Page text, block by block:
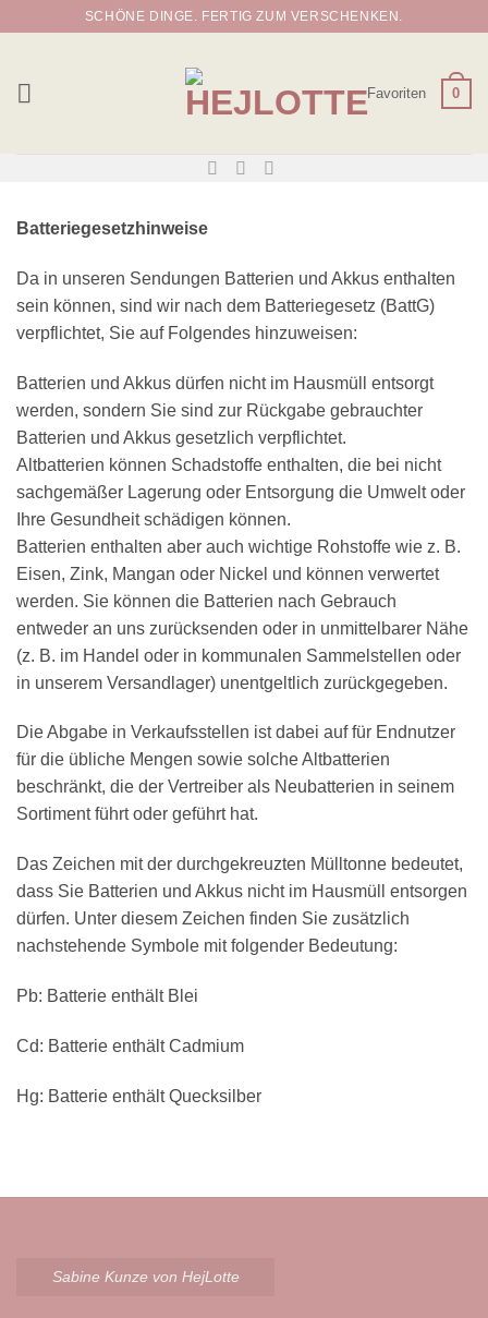
SCHÖNE DINGE. FERTIG ZUM VERSCHENKEN.
Favoriten 0
Batteriegesetzhinweise
Da in unseren Sendungen Batterien und Akkus enthalten
sein können, sind wir nach dem Batteriegesetz (BattG)
verpflichtet, Sie auf Folgendes hinzuweisen:
Batterien und Akkus dürfen nicht im Hausmüll entsorgt
werden, sondern Sie sind zur Rückgabe gebrauchter
Batterien und Akkus gesetzlich verpflichtet.
Altbatterien können Schadstoffe enthalten, die bei nicht
sachgemäßer Lagerung oder Entsorgung die Umwelt oder
Ihre Gesundheit schädigen können.
Batterien enthalten aber auch wichtige Rohstoffe wie z. B.
Eisen, Zink, Mangan oder Nickel und können verwertet
werden. Sie können die Batterien nach Gebrauch
entweder an uns zurücksenden oder in unmittelbarer Nähe
(z. B. im Handel oder in kommunalen Sammelstellen oder
in unserem Versandlager) unentgeltlich zurückgegeben.
Die Abgabe in Verkaufsstellen ist dabei auf für Endnutzer
für die übliche Mengen sowie solche Altbatterien
beschränkt, die der Vertreiber als Neubatterien in seinem
Sortiment führt oder geführt hat.
Das Zeichen mit der durchgekreuzten Mülltonne bedeutet,
dass Sie Batterien und Akkus nicht im Hausmüll entsorgen
dürfen. Unter diesem Zeichen finden Sie zusätzlich
nachstehende Symbole mit folgender Bedeutung:
Pb: Batterie enthält Blei
Cd: Batterie enthält Cadmium
Hg: Batterie enthält Quecksilber
Sabine Kunze von HejLotte